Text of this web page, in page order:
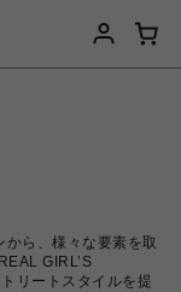
ら、様々な要素を取
GIRL’S
リートスタイルを提